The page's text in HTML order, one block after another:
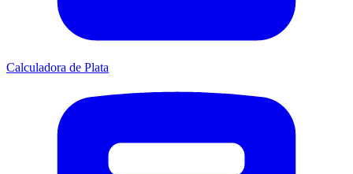
Calculadora de Plata